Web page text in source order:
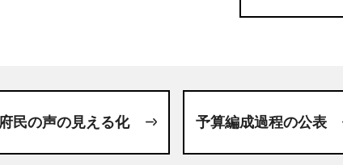
府民の声の見える化 予算編成過程の公表